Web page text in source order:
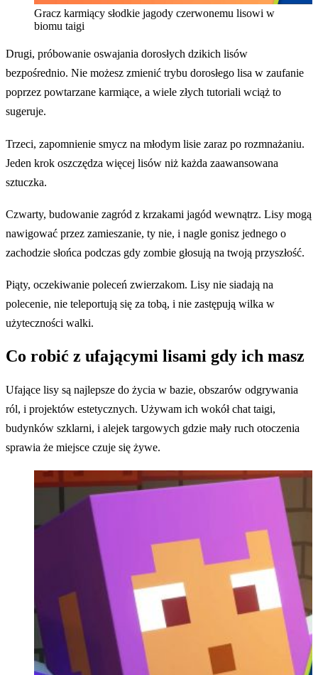
Gracz karmiący słodkie jagody czerwonemu lisowi w
biomu taigi
Drugi, próbowanie oswajania dorosłych dzikich lisów
bezpośrednio. Nie możesz zmienić trybu dorosłego lisa w zaufanie
poprzez powtarzane karmiące, a wiele złych tutoriali wciąż to
sugeruje.
Trzeci, zapomnienie smycz na młodym lisie zaraz po rozmnażaniu.
Jeden krok oszczędza więcej lisów niż każda zaawansowana
sztuczka.
Czwarty, budowanie zagród z krzakami jagód wewnątrz. Lisy mogą
nawigować przez zamieszanie, ty nie, i nagle gonisz jednego o
zachodzie słońca podczas gdy zombie głosują na twoją przyszłość.
Piąty, oczekiwanie poleceń zwierzakom. Lisy nie siadają na
polecenie, nie teleportują się za tobą, i nie zastępują wilka w
użyteczności walki.
Co robić z ufającymi lisami gdy ich masz
Ufające lisy są najlepsze do życia w bazie, obszarów odgrywania
ról, i projektów estetycznych. Używam ich wokół chat taigi,
budynków szklarni, i alejek targowych gdzie mały ruch otoczenia
sprawia że miejsce czuje się żywe.